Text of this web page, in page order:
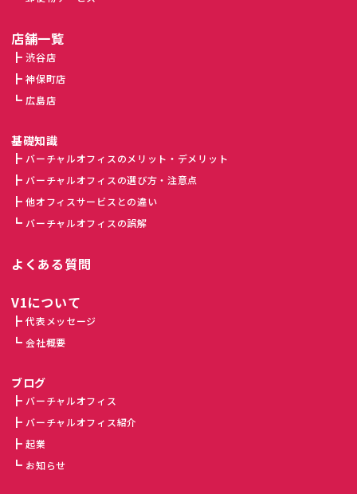
店舗一覧
渋谷店
神保町店
広島店
基礎知識
バーチャルオフィスのメリット・デメリット
バーチャルオフィスの選び方・注意点
他オフィスサービスとの違い
バーチャルオフィスの誤解
よくある質問
V1について
代表メッセージ
会社概要
ブログ
バーチャルオフィス
バーチャルオフィス紹介
起業
お知らせ